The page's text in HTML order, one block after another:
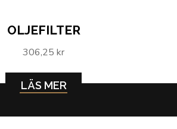
OLJEFILTER
306,25 kr
LÄS MER